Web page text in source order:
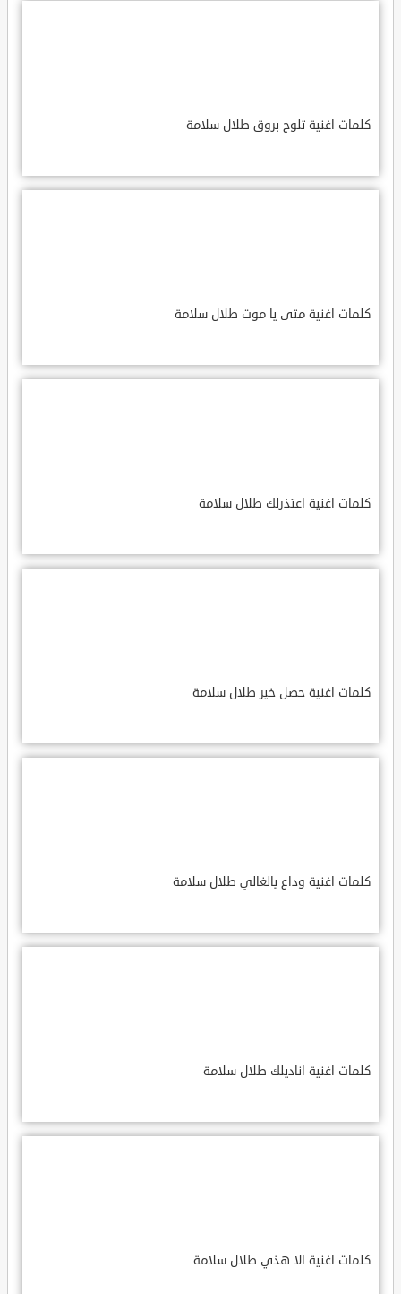
كلمات اغنية تلوح بروق طلال سلامة
كلمات اغنية متى يا موت طلال سلامة
كلمات اغنية اعتذرلك طلال سلامة
كلمات اغنية حصل خير طلال سلامة
كلمات اغنية وداع يالغالي طلال سلامة
كلمات اغنية اناديلك طلال سلامة
كلمات اغنية الا هذي طلال سلامة